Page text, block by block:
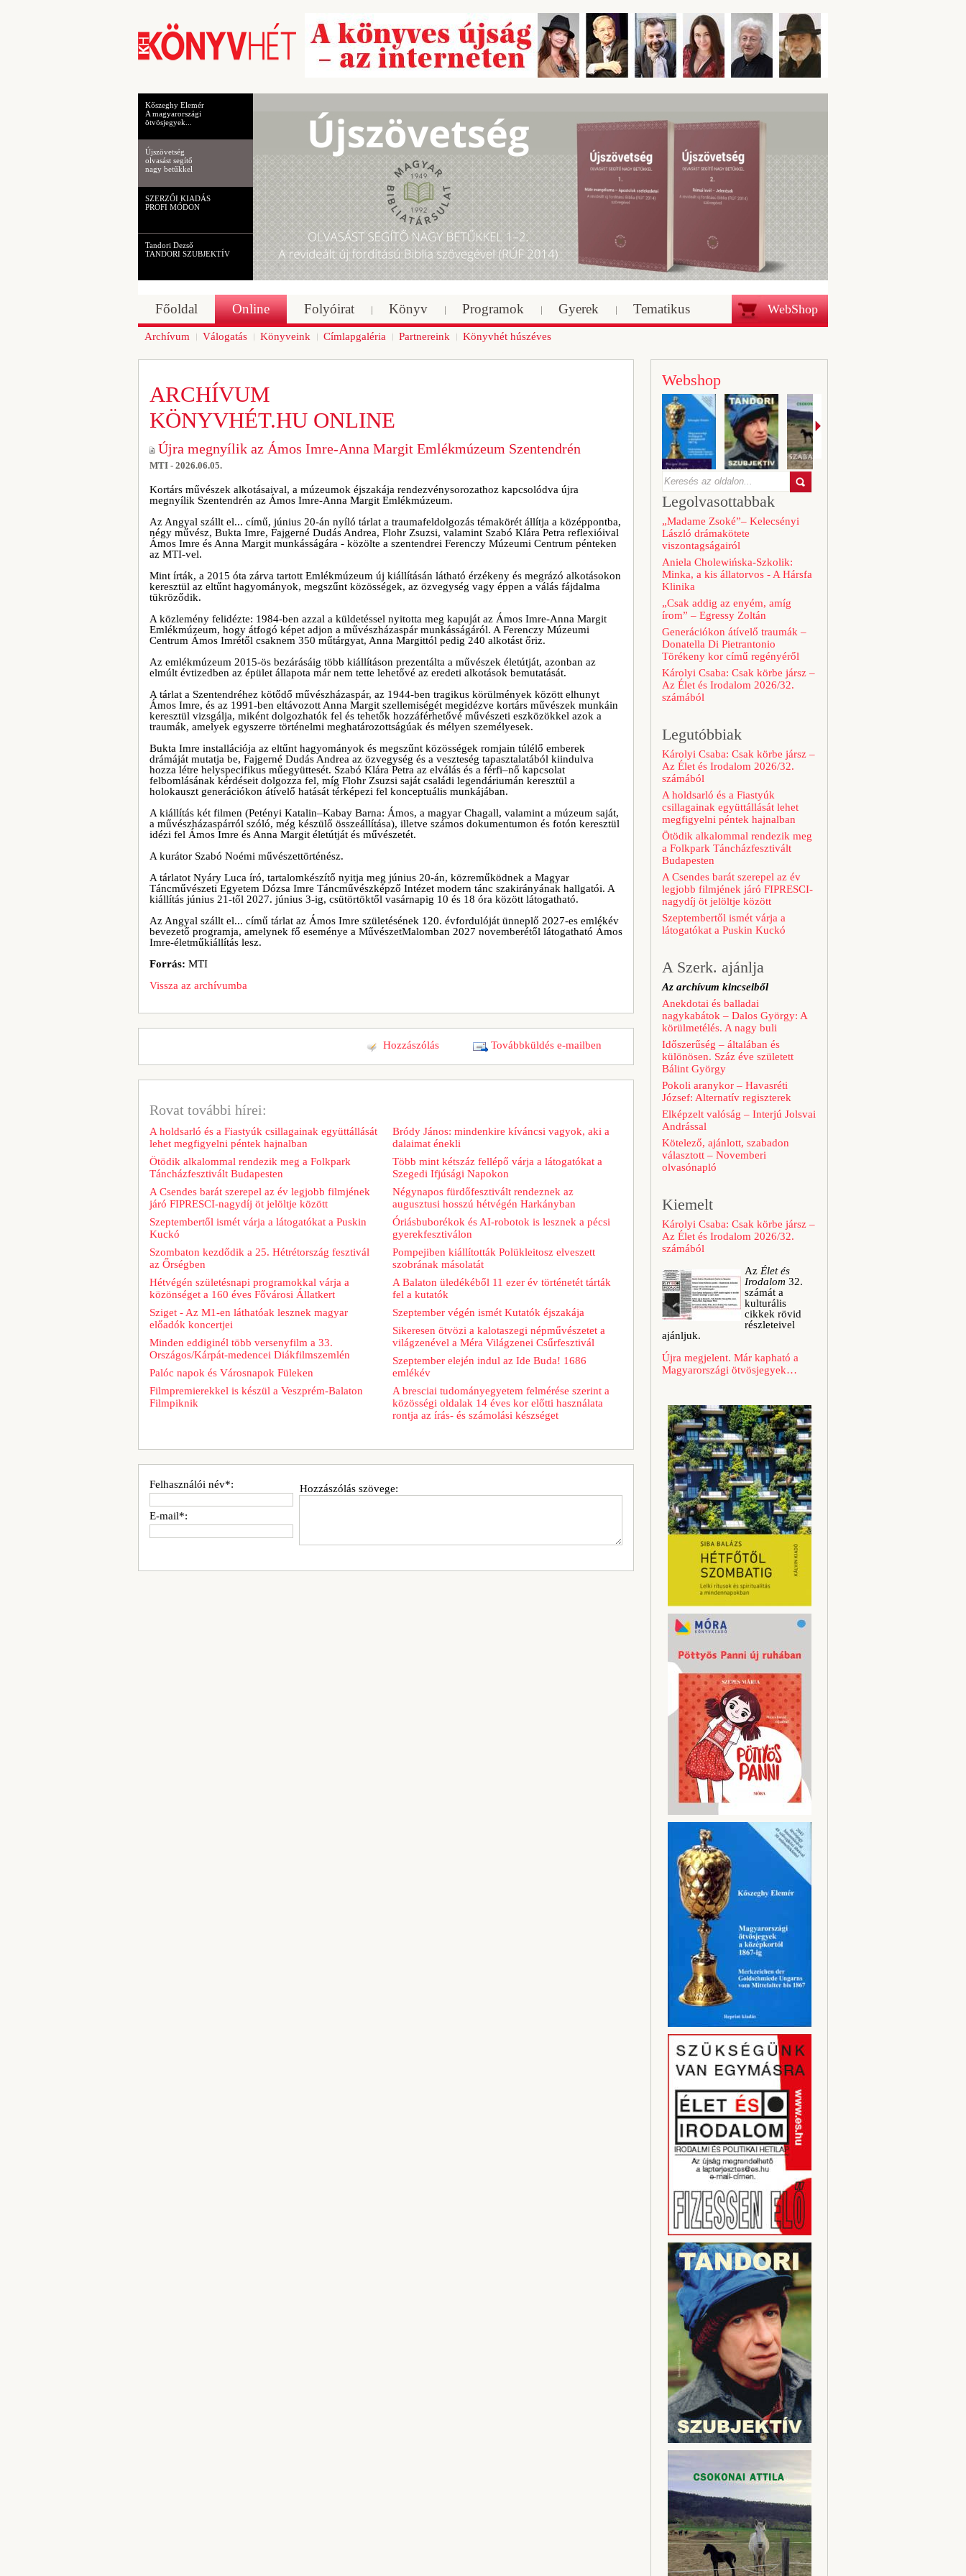
Kőszeghy Elemér
A magyarországi
ötvösjegyek...
Újszövetség
olvasást segítő
nagy betűkkel
SZERZŐI KIADÁS
PROFI MÓDON
Tandori Dezső
TANDORI SZUBJEKTÍV
WebShop
Főoldal Online Folyóirat Könyv Programok Gyerek Tematikus
Archívum Válogatás Könyveink Címlapgaléria Partnereink Könyvhét húszéves
ARCHÍVUM
KÖNYVHÉT.HU ONLINE
Újra megnyílik az Ámos Imre-Anna Margit Emlékmúzeum Szentendrén
MTI - 2026.06.05.
Kortárs művészek alkotásaival, a múzeumok éjszakája rendezvénysorozathoz kapcsolódva újra
megnyílik Szentendrén az Ámos Imre-Anna Margit Emlékmúzeum.
Az Angyal szállt el... című, június 20-án nyíló tárlat a traumafeldolgozás témakörét állítja a középpontba,
négy művész, Bukta Imre, Fajgerné Dudás Andrea, Flohr Zsuzsi, valamint Szabó Klára Petra reflexióival
Ámos Imre és Anna Margit munkásságára - közölte a szentendrei Ferenczy Múzeumi Centrum pénteken
az MTI-vel.
Mint írták, a 2015 óta zárva tartott Emlékmúzeum új kiállításán látható érzékeny és megrázó alkotásokon
keresztül az eltűnt hagyományok, megszűnt közösségek, az özvegység vagy éppen a válás fájdalma
tükröződik.
A közlemény felidézte: 1984-ben azzal a küldetéssel nyitotta meg kapuját az Ámos Imre-Anna Margit
Emlékmúzeum, hogy átfogó képet adjon a művészházaspár munkásságáról. A Ferenczy Múzeumi
Centrum Ámos Imrétől csaknem 350 műtárgyat, Anna Margittól pedig 240 alkotást őriz.
Az emlékmúzeum 2015-ös bezárásáig több kiállításon prezentálta a művészek életútját, azonban az
elmúlt évtizedben az épület állapota már nem tette lehetővé az eredeti alkotások bemutatását.
A tárlat a Szentendréhez kötődő művészházaspár, az 1944-ben tragikus körülmények között elhunyt
Ámos Imre, és az 1991-ben eltávozott Anna Margit szellemiségét megidézve kortárs művészek munkáin
keresztül vizsgálja, miként dolgozhatók fel és tehetők hozzáférhetővé művészeti eszközökkel azok a
traumák, amelyek egyszerre történelmi meghatározottságúak és mélyen személyesek.
Bukta Imre installációja az eltűnt hagyományok és megszűnt közösségek romjain túlélő emberek
drámáját mutatja be, Fajgerné Dudás Andrea az özvegység és a veszteség tapasztalatából kiindulva
hozza létre helyspecifikus műegyüttesét. Szabó Klára Petra az elválás és a férfi–nő kapcsolat
felbomlásának kérdéseit dolgozza fel, míg Flohr Zsuzsi saját családi legendáriumán keresztül a
holokauszt generációkon átívelő hatását térképezi fel konceptuális munkájában.
A kiállítás két filmen (Petényi Katalin–Kabay Barna: Ámos, a magyar Chagall, valamint a múzeum saját,
a művészházaspárról szóló, még készülő összeállítása), illetve számos dokumentumon és fotón keresztül
idézi fel Ámos Imre és Anna Margit életútját és művészetét.
A kurátor Szabó Noémi művészettörténész.
A tárlatot Nyáry Luca író, tartalomkészítő nyitja meg június 20-án, közreműködnek a Magyar
Táncművészeti Egyetem Dózsa Imre Táncművészképző Intézet modern tánc szakirányának hallgatói. A
kiállítás június 21-től 2027. június 3-ig, csütörtöktől vasárnapig 10 és 18 óra között látogatható.
Az Angyal szállt el... című tárlat az Ámos Imre születésének 120. évfordulóját ünneplő 2027-es emlékév
bevezető programja, amelynek fő eseménye a MűvészetMalomban 2027 novemberétől látogatható Ámos
Imre-életműkiállítás lesz.
Forrás: MTI
Vissza az archívumba
Továbbküldés e-mailben
Hozzászólás
Rovat további hírei:
A holdsarló és a Fiastyúk csillagainak együttállását
lehet megfigyelni péntek hajnalban
Ötödik alkalommal rendezik meg a Folkpark
Táncházfesztivált Budapesten
A Csendes barát szerepel az év legjobb filmjének
járó FIPRESCI-nagydíj öt jelöltje között
Szeptembertől ismét várja a látogatókat a Puskin
Kuckó
Szombaton kezdődik a 25. Hétrétország fesztivál
az Őrségben
Hétvégén születésnapi programokkal várja a
közönséget a 160 éves Fővárosi Állatkert
Sziget - Az M1-en láthatóak lesznek magyar
előadók koncertjei
Minden eddiginél több versenyfilm a 33.
Országos/Kárpát-medencei Diákfilmszemlén
Palóc napok és Városnapok Füleken
Filmpremierekkel is készül a Veszprém-Balaton
Filmpiknik
Bródy János: mindenkire kíváncsi vagyok, aki a
dalaimat énekli
Több mint kétszáz fellépő várja a látogatókat a
Szegedi Ifjúsági Napokon
Négynapos fürdőfesztivált rendeznek az
augusztusi hosszú hétvégén Harkányban
Óriásbuborékok és AI-robotok is lesznek a pécsi
gyerekfesztiválon
Pompejiben kiállították Polükleitosz elveszett
szobrának másolatát
A Balaton üledékéből 11 ezer év történetét tárták
fel a kutatók
Szeptember végén ismét Kutatók éjszakája
Sikeresen ötvözi a kalotaszegi népművészetet a
világzenével a Méra Világzenei Csűrfesztivál
Szeptember elején indul az Ide Buda! 1686
emlékév
A bresciai tudományegyetem felmérése szerint a
közösségi oldalak 14 éves kor előtti használata
rontja az írás- és számolási készséget
Hozzászólás szövege:
Felhasználói név*:
E-mail*:
Webshop
Legolvasottabbak
„Madame Zsoké”– Kelecsényi
László drámakötete
viszontagságairól
Aniela Cholewińska-Szkolik:
Minka, a kis állatorvos - A Hársfa
Klinika
„Csak addig az enyém, amíg
írom” – Egressy Zoltán
Generációkon átívelő traumák –
Donatella Di Pietrantonio
Törékeny kor című regényéről
Károlyi Csaba: Csak körbe jársz –
Az Élet és Irodalom 2026/32.
számából
Legutóbbiak
Károlyi Csaba: Csak körbe jársz –
Az Élet és Irodalom 2026/32.
számából
A holdsarló és a Fiastyúk
csillagainak együttállását lehet
megfigyelni péntek hajnalban
Ötödik alkalommal rendezik meg
a Folkpark Táncházfesztivált
Budapesten
A Csendes barát szerepel az év
legjobb filmjének járó FIPRESCI-
nagydíj öt jelöltje között
Szeptembertől ismét várja a
látogatókat a Puskin Kuckó
A Szerk. ajánlja
Az archívum kincseiből
Anekdotai és balladai
nagykabátok – Dalos György: A
körülmetélés. A nagy buli
Időszerűség – általában és
különösen. Száz éve született
Bálint György
Pokoli aranykor – Havasréti
József: Alternatív regiszterek
Elképzelt valóság – Interjú Jolsvai
Andrással
Kötelező, ajánlott, szabadon
választott – Novemberi
olvasónapló
Kiemelt
Károlyi Csaba: Csak körbe jársz –
Az Élet és Irodalom 2026/32.
számából
Az Élet és
Irodalom 32.
számát a
kulturális
cikkek rövid
részleteivel
ajánljuk.
Újra megjelent. Már kapható a
Magyarországi ötvösjegyek…